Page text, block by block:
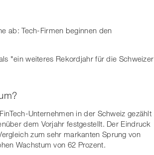
ab: Tech-Firmen beginnen den
"ein weiteres Rekordjahr für die Schweizer
Unternehmen in der Schweiz gezählt
dem Vorjahr festgestellt. Der Eindruck
zum sehr markanten Sprung von
Wachstum von 62 Prozent.